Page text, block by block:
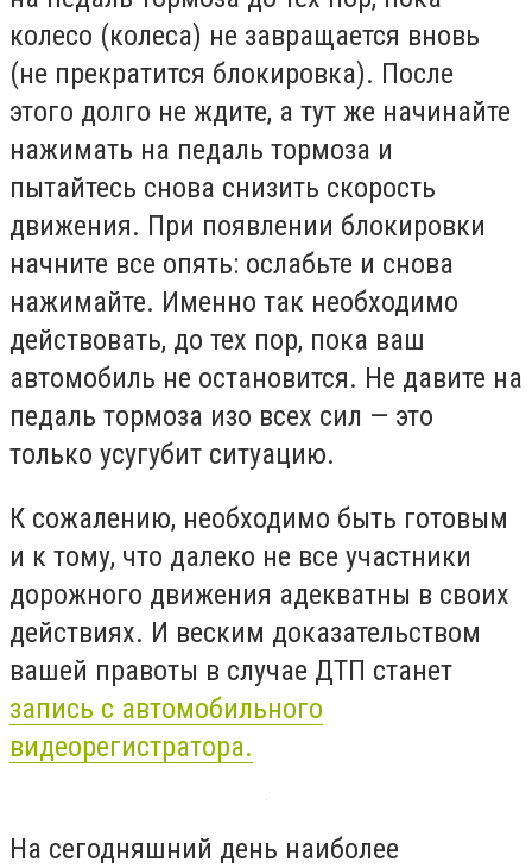
колесо (колеса) не завращается вновь
(не прекратится блокировка). После
этого долго не ждите, а тут же начинайте
нажимать на педаль тормоза и
пытайтесь снова снизить скорость
движения. При появлении блокировки
начните все опять: ослабьте и снова
нажимайте. Именно так необходимо
действовать, до тех пор, пока ваш
автомобиль не остановится. Не давите на
педаль тормоза изо всех сил — это
только усугубит ситуацию.
К сожалению, необходимо быть готовым
и к тому, что далеко не все участники
дорожного движения адекватны в своих
действиях. И веским доказательством
вашей правоты в случае ДТП станет
запись с автомобильного
видеорегистратора.
На сегодняшний день наиболее